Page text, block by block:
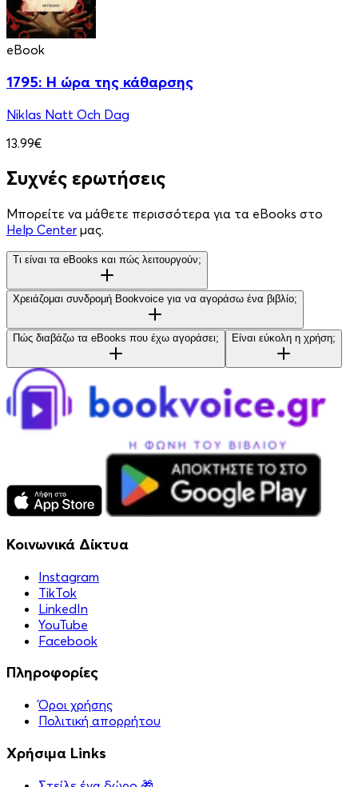
eBook
1795: Η ώρα της κάθαρσης
Niklas Natt Och Dag
13.99€
Συχνές ερωτήσεις
Μπορείτε να μάθετε περισσότερα για τα eBooks στο
Help Center μας.
Τι είναι τα eBooks και πώς λειτουργούν;
Χρειάζομαι συνδρομή Bookvoice για να αγοράσω ένα βιβλίο;
Πώς διαβάζω τα eBooks που έχω αγοράσει; Είναι εύκολη η χρήση;
Κοινωνικά Δίκτυα
Instagram
TikTok
LinkedIn
YouTube
Facebook
Πληροφορίες
Όροι χρήσης
Πολιτική απορρήτου
Χρήσιμα Links